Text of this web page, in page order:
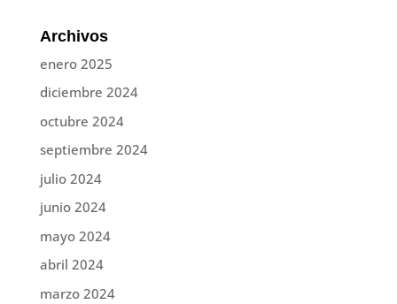
Archivos
enero 2025
diciembre 2024
octubre 2024
septiembre 2024
julio 2024
junio 2024
mayo 2024
abril 2024
marzo 2024